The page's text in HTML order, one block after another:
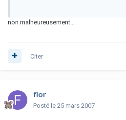
non malheureusement...
Citer
flor
Posté le 25 mars 2007